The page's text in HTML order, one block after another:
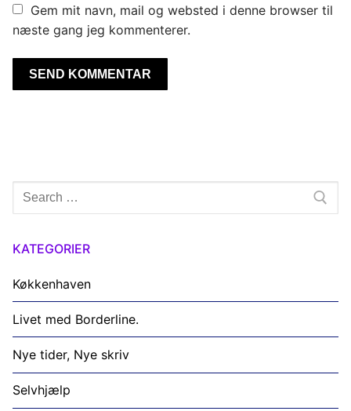
Gem mit navn, mail og websted i denne browser til
næste gang jeg kommenterer.
Søg
efter:
KATEGORIER
Køkkenhaven
Livet med Borderline.
Nye tider, Nye skriv
Selvhjælp